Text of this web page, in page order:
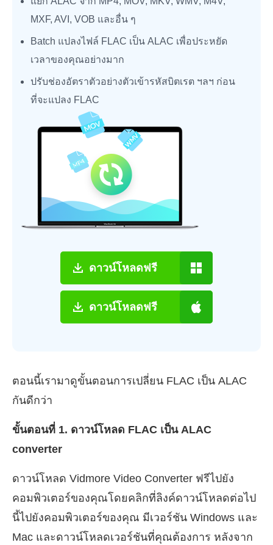
MXF, AVI, VOB และอื่น ๆ
Batch แปลงไฟล์ FLAC เป็น ALAC เพื่อประหยัด
เวลาของคุณอย่างมาก
ปรับช่องอัตราตัวอย่างตัวเข้ารหัสบิตเรต ฯลฯ ก่อน
ที่จะแปลง FLAC
ดาวน์โหลดฟรี
ดาวน์โหลดฟรี
ตอนนี้เรามาดูขั้นตอนการเปลี่ยน FLAC เป็น ALAC
กันดีกว่า
ขั้นตอนที่ 1. ดาวน์โหลด FLAC เป็น ALAC
converter
ดาวน์โหลด Vidmore Video Converter ฟรีไปยัง
คอมพิวเตอร์ของคุณโดยคลิกที่ลิงค์ดาวน์โหลดต่อไป
นี้ไปยังคอมพิวเตอร์ของคุณ มีเวอร์ชัน Windows และ
Mac และดาวน์โหลดเวอร์ชันที่คุณต้องการ หลังจาก